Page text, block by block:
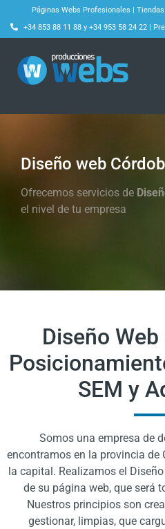
Páginas Webs Profesionales |
+34 853 88 11 88 y +34 953 58 24 22 |
Diseño web
Ofrecemos servicios de
el nivel de tu empresa
Diseño
SEM y
Somos una empresa de
encontramos en la provincia de
la capital. Realizamos el
de su página web, que será
Nuestros principios son
gestionar, limpias, que